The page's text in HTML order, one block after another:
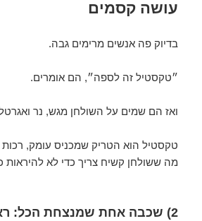
עושה קסמים
בדיוק פה אנשים מרימים גבה.
״טקסטיל זה לספה״, הם אומרים.
ואז הם שמים על השולחן מגש, נר
טקסטיל הוא הטריק שמכניס עומק, רכות
מה ששולחן קשיח צריך כדי לא
2) שכבה אחת שמנצחת הכל: